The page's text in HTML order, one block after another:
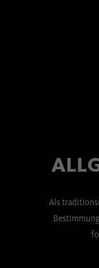
Als
an alle, die
auf das nächste